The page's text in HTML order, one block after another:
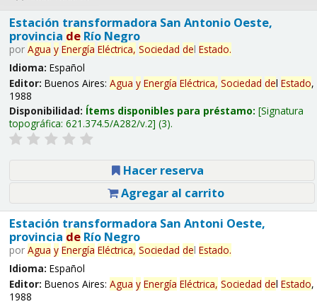
Estación transformadora San Antonio Oeste,
provincia deRío Negro
por Agua y Energía Eléctrica, Sociedad del Estado.
Idioma: Español
Editor: Buenos Aires: Agua y Energía Eléctrica, Sociedad del Estado,
1988
Disponibilidad: Ítems disponibles para préstamo: Signatura
topográfica: 621.374.5/A282/v.2 (3).
Hacer reserva
Agregar al carrito
Estación transformadora San Antoni Oeste,
provincia deRío Negro
por Agua y Energía Eléctrica, Sociedad del Estado.
Idioma: Español
Editor: Buenos Aires: Agua y Energía Eléctrica, Sociedad del Estado,
1988